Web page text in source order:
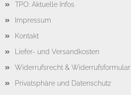
TPO: Aktuelle Infos
Impressum
Kontakt
Liefer- und Versandkosten
Widerrufsrecht & Widerrufsformular
Privatsphäre und Datenschutz